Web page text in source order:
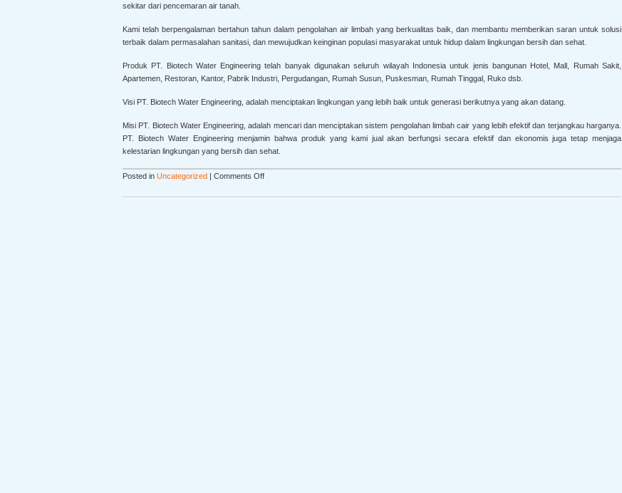
sekitar dari pencemaran air tanah.
Kami telah berpengalaman bertahun tahun dalam pengolahan air limbah yang berkualitas baik, dan membantu memberikan saran untuk solusi
terbaik dalam permasalahan sanitasi, dan mewujudkan keinginan populasi masyarakat untuk hidup dalam lingkungan bersih dan sehat.
Produk PT. Biotech Water Engineering telah banyak digunakan seluruh wilayah Indonesia untuk jenis bangunan Hotel, Mall, Rumah Sakit,
Apartemen, Restoran, Kantor, Pabrik Industri, Pergudangan, Rumah Susun, Puskesman, Rumah Tinggal, Ruko dsb.
Visi PT. Biotech Water Engineering, adalah menciptakan lingkungan yang lebih baik untuk generasi berikutnya yang akan datang.
Misi PT. Biotech Water Engineering, adalah mencari dan menciptakan sistem pengolahan limbah cair yang lebih efektif dan terjangkau harganya.
PT. Biotech Water Engineering menjamin bahwa produk yang kami jual akan berfungsi secara efektif dan ekonomis juga tetap menjaga
kelestarian lingkungan yang bersih dan sehat.
Posted in Uncategorized | Comments Off